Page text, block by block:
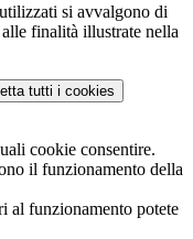
si avvalgono di
finalità illustrate nella
tutti i cookies
cookie consentire.
il funzionamento della
al funzionamento potete